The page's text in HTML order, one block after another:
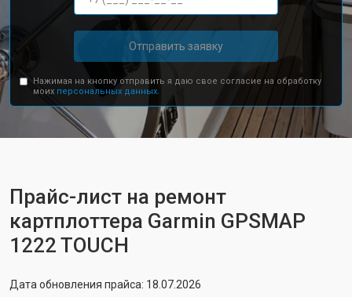
Отправить заявку
Нажимая на кнопку отправить я даю свое согласие на обработку
моих персональных данных.
Прайс-лист на ремонт
картплоттера Garmin GPSMAP
1222 TOUCH
Дата обновления прайса: 18.07.2026